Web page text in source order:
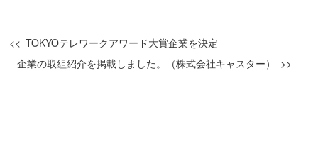
TOKYOテレワークアワード大賞企業を決定
企業の取組紹介を掲載しました。（株式会社キャスター）